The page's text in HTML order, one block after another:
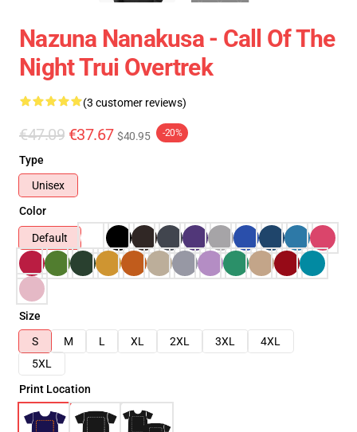
Nazuna Nanakusa - Call Of The
Night Trui Overtrek
(3 customer reviews)
€47.09 €37.67 $40.95 -20%
Type
Unisex
Color
Default
Size
S
M L XL 2XL 3XL
4XL
5XL
Print Location